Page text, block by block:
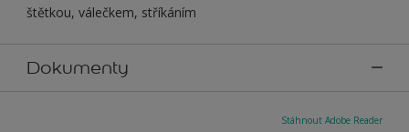
štětkou, válečkem, stříkáním
Dokumenty
Stáhnout Adobe Reader